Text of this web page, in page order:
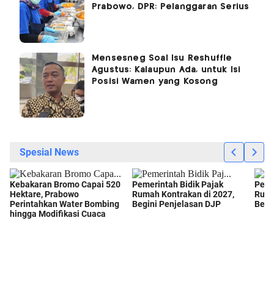
Prabowo, DPR: Pelanggaran Serius
Mensesneg Soal Isu Reshuffle
Agustus: Kalaupun Ada, untuk Isi
Posisi Wamen yang Kosong